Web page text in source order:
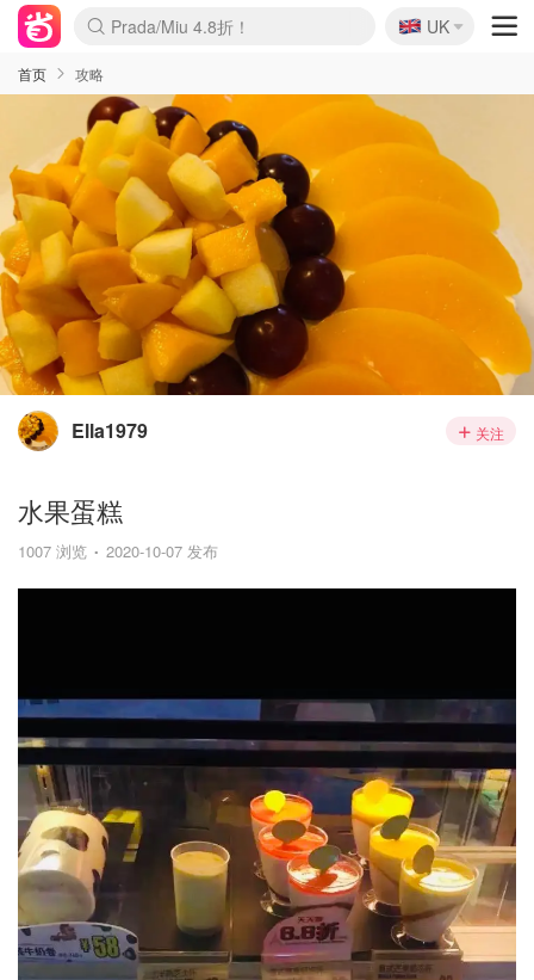
Prada/Miu 4.8折！
🇬🇧
UK
首页 攻略
Ella1979 关注
水果蛋糕
1007 浏览 2020-10-07 发布